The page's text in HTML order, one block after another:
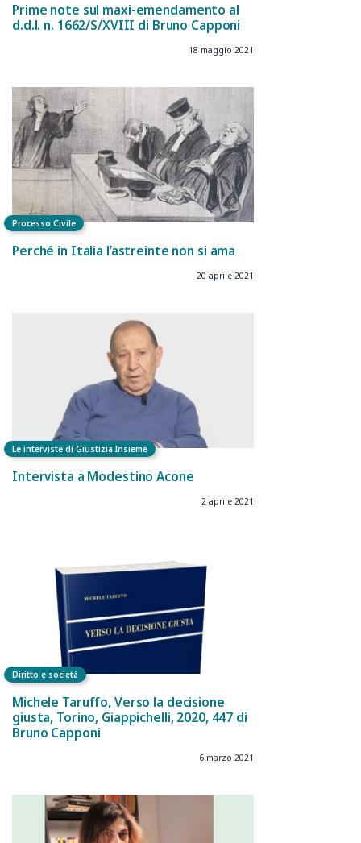
Prime note sul maxi-emendamento al
d.d.l. n. 1662/S/XVIII di Bruno Capponi
18 maggio 2021
Processo Civile
Perché in Italia l’astreinte non si ama
20 aprile 2021
Le interviste di Giustizia Insieme
Intervista a Modestino Acone
2 aprile 2021
Diritto e società
Michele Taruffo, Verso la decisione
giusta, Torino, Giappichelli, 2020, 447 di
Bruno Capponi
6 marzo 2021